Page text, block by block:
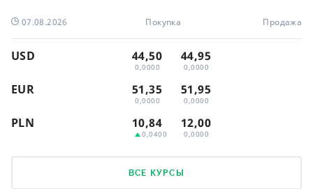
07.08.2026 Покупка Продажа
USD 44,50
0,0000
44,95
0,0000
EUR 51,35
0,0000
51,95
0,0000
PLN 10,84
0,0400
12,00
0,0000
ВСЕ КУРСЫ